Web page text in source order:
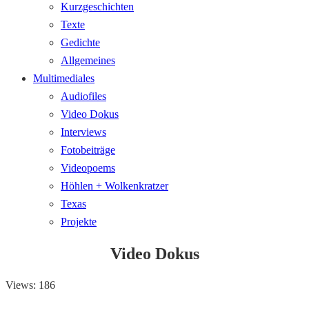
Kurzgeschichten
Texte
Gedichte
Allgemeines
Multimediales
Audiofiles
Video Dokus
Interviews
Fotobeiträge
Videopoems
Höhlen + Wolkenkratzer
Texas
Projekte
Video Dokus
Views: 186